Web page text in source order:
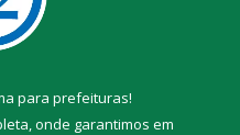
para prefeituras!
onde garantimos em